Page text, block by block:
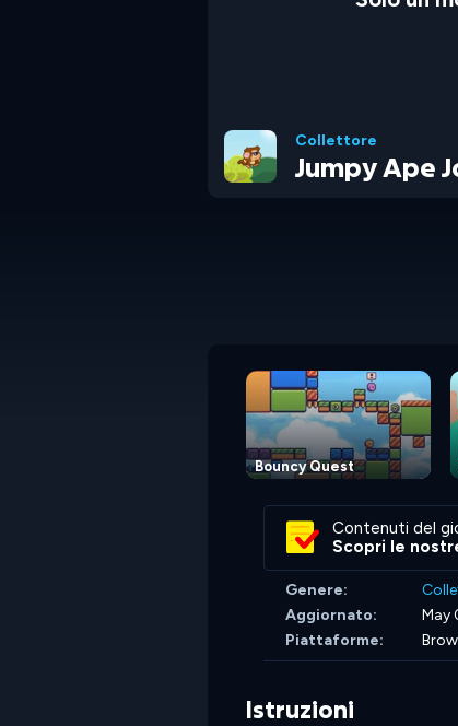
Collettore
Jumpy Ape
Bouncy Quest
Contenuti del
Scopri le
Genere:
Aggiornato:
May
Piattaforme:
Istruzioni